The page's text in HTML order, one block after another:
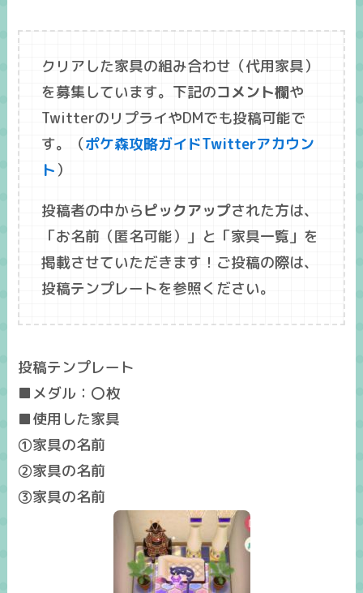
クリアした家具の組み合わせ（代用家具）
を募集しています。下記のコメント欄や
TwitterのリプライやDMでも投稿可能で
す。（ポケ森攻略ガイドTwitterアカウン
ト ）
投稿者の中からピックアップされた方は、
「お名前 （匿名可能）」と「家具一覧 」を
掲載させていただきます！ご投稿の際は、
投稿テンプレートを参照ください。
投稿テンプレート
■メダル：〇枚
■使用した家具
①家具の名前
②家具の名前
③家具の名前